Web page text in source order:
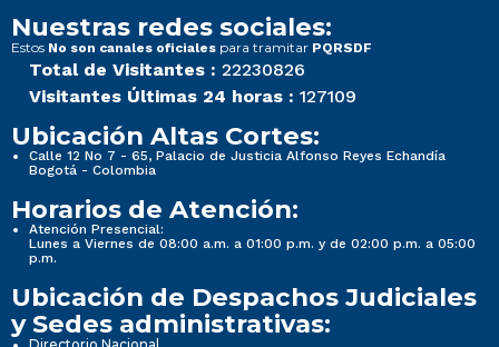
Nuestras redes sociales:
Estos No son canales oficiales para tramitar PQRSDF
Total de Visitantes : 22230826
Visitantes Últimas 24 horas : 127109
Ubicación Altas Cortes:
Calle 12 No 7 - 65, Palacio de Justicia Alfonso Reyes Echandía
Bogotá - Colombia
Horarios de Atención:
Atención Presencial:
Lunes a Viernes de 08:00 a.m. a 01:00 p.m. y de 02:00 p.m. a 05:00
p.m.
Ubicación de Despachos Judiciales
y Sedes administrativas: